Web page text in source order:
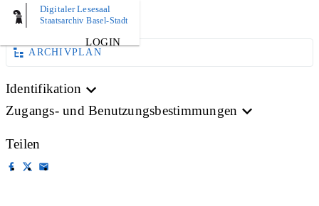
Digitaler Lesesaal
Staatsarchiv Basel-Stadt
LOGIN
AKTE
ARCHIVPLAN
Identifikation
Zugangs- und Benutzungsbestimmungen
Teilen